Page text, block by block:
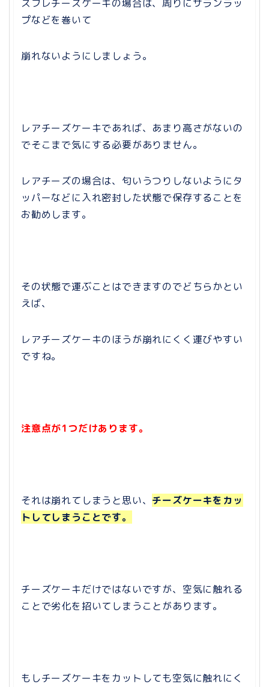
スフレチーズケーキの場合は、周りにサランラッ
プなどを巻いて
崩れないようにしましょう。
レアチーズケーキであれば、あまり高さがないの
でそこまで気にする必要がありません。
レアチーズの場合は、匂いうつりしないようにタ
ッパーなどに入れ密封した状態で保存することを
お勧めします。
その状態で運ぶことはできますのでどちらかとい
えば、
レアチーズケーキのほうが崩れにくく運びやすい
ですね。
注意点が1つだけあります。
それは崩れてしまうと思い、 チーズケーキをカッ
トしてしまうことです。
チーズケーキだけではないですが、空気に触れる
ことで劣化を招いてしまうことがあります。
もしチーズケーキをカットしても空気に触れにく